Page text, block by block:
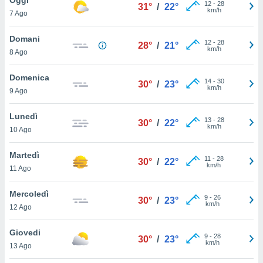
è
al sito
di
ci
di
il
un
la
nella
7 Ago
31° / 22° 12- 28
km/h
Domani
8 Ago
28° / 21° 12- 28
km/h
Domenica
9 Ago
30° / 23° 14- 30
km/h
Lunedì
10 Ago
30° / 22° 13- 28
km/h
Martedì
11 Ago
30° / 22° 11 - 28
km/h
Mercoledì
12 Ago
30° / 23° 9- 26
km/h
Giovedi
13 Ago
30° / 23° 9- 28
km/h